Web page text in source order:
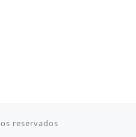
reservados